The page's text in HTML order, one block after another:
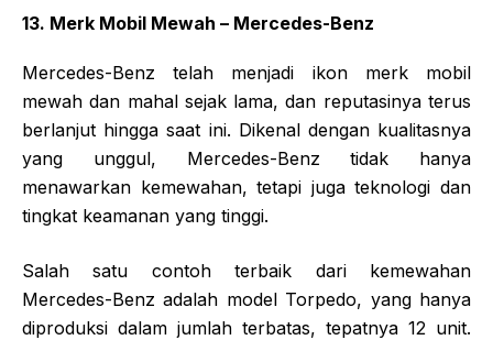
13. Merk Mobil Mewah – Mercedes-Benz
Mercedes-Benz telah menjadi ikon merk mobil
mewah dan mahal sejak lama, dan reputasinya terus
berlanjut hingga saat ini. Dikenal dengan kualitasnya
yang unggul, Mercedes-Benz tidak hanya
menawarkan kemewahan, tetapi juga teknologi dan
tingkat keamanan yang tinggi.
Salah satu contoh terbaik dari kemewahan
Mercedes-Benz adalah model Torpedo, yang hanya
diproduksi dalam jumlah terbatas, tepatnya 12 unit.